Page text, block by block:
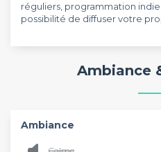
réguliers, programmation
possibilité de diffuser votre
Ambiance
Ambiance